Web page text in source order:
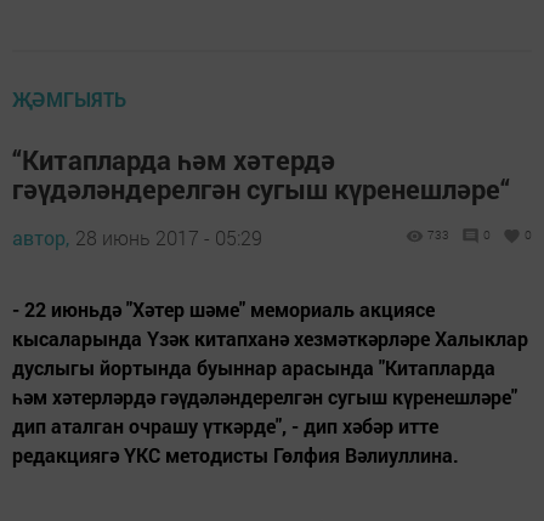
ҖӘМГЫЯТЬ
“Китапларда һәм хәтердә
гәүдәләндерелгән сугыш күренешләре“
автор, 28 июнь 2017 - 05:29 733 0 0
- 22 июньдә "Хәтер шәме" мемориаль акциясе
кысаларында Үзәк китапханә хезмәткәрләре Халыклар
дуслыгы йортында буыннар арасында "Китапларда
һәм хәтерләрдә гәүдәләндерелгән сугыш күренешләре"
дип аталган очрашу үткәрде", - дип хәбәр итте
редакциягә ҮКС методисты Гөлфия Вәлиуллина.